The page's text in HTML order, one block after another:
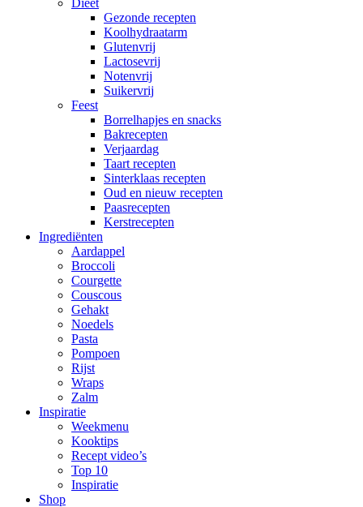
Dieet
Gezonde recepten
Koolhydraatarm
Glutenvrij
Lactosevrij
Notenvrij
Suikervrij
Feest
Borrelhapjes en snacks
Bakrecepten
Verjaardag
Taart recepten
Sinterklaas recepten
Oud en nieuw recepten
Paasrecepten
Kerstrecepten
Ingrediënten
Aardappel
Broccoli
Courgette
Couscous
Gehakt
Noedels
Pasta
Pompoen
Rijst
Wraps
Zalm
Inspiratie
Weekmenu
Kooktips
Recept video’s
Top 10
Inspiratie
Shop